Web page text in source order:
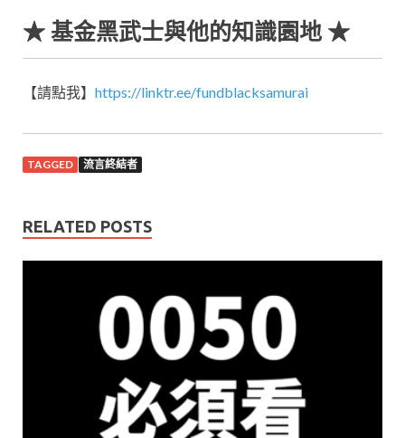
★ 基金黑武士與他的知識園地 ★
【請點我】 https://linktr.ee/fundblacksamurai
TAGGED 流言終結者
RELATED POSTS